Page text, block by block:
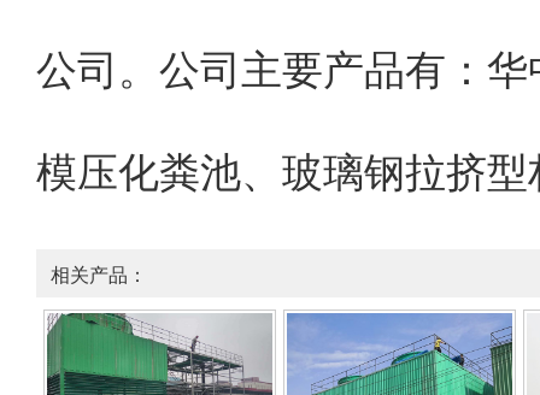
公司。公司主要产品有：
模压化粪池、玻璃钢拉挤型
相关产品：